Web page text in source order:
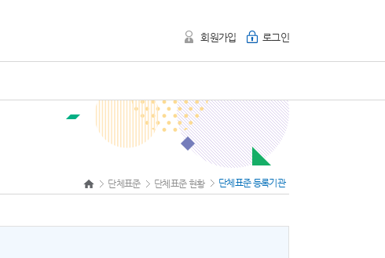
회원가입 로그인
단체표준 단체표준 현황 단체표준 등록기관